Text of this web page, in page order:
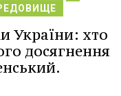
України: хто
досягнення